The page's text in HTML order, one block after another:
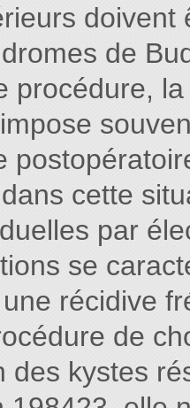
de
procédure,
cette
par
se
récidive
de
des kystes